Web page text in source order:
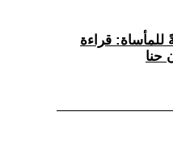
للمأساة: قراءة
حنا